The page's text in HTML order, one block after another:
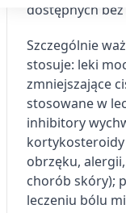
dostępnych
Szczególnie
stosuje: leki
zmniejszające
stosowane w
inhibitory
kortykosteroidy
obrzęku,
chorób skóry);
leczeniu bólu
Cele przetwarzania IAB:
Przechowywanie
lub dostęp do
wyboru reklam
Tworzenie profili
Wykorzystanie